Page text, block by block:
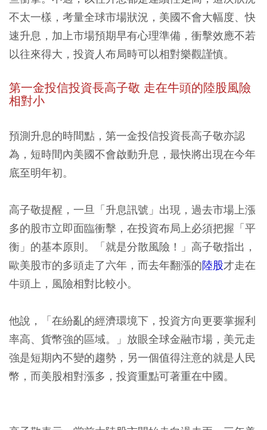
不太一樣，考量全球市場狀況，美國不會大幅度、快
速升息，加上市場預期早有心理準備，衝擊效應不若
以往來得大，投資人布局時可以相對樂觀謹慎。
第一金投信投資長高子敬 走在牛頭的陸股風險
相對小
預測升息的時間點，第一金投信投資長高子敬亦認
為，短時間內美國不會啟動升息，最快將出現在今年
底至明年初。
高子敬提醒，一旦「升息訊號」出現，過去市場上漲
多的股市立即面臨衝擊，在投資布局上必須把握「平
衡」的基本原則。「就是分散風險！」高子敬指出，
歐美股市的多頭走了六年，而去年翻漲的陸股才走在
牛頭上，風險相對比較小。
他說，「在紛亂的經濟環境下，投資方向更要掌握利
率高、貨幣強的區域。」放眼全球金融市場，美元走
強是短期內不變的趨勢，另一個值得注意的就是人民
幣，而美股相對漲多，投資重點可著重在中國。